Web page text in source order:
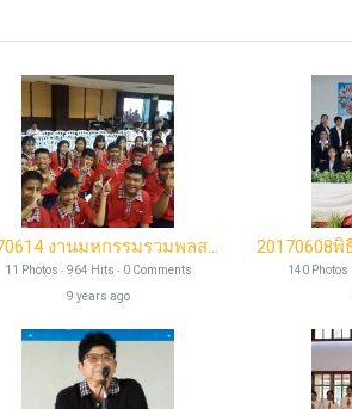
Add as Friend
20170614 งานมหกรรมรวมพลสมาชิก To Be Number One
11 Photos ‧ 964 Hits ‧ 0 Comments
9 years ago
140 Photos